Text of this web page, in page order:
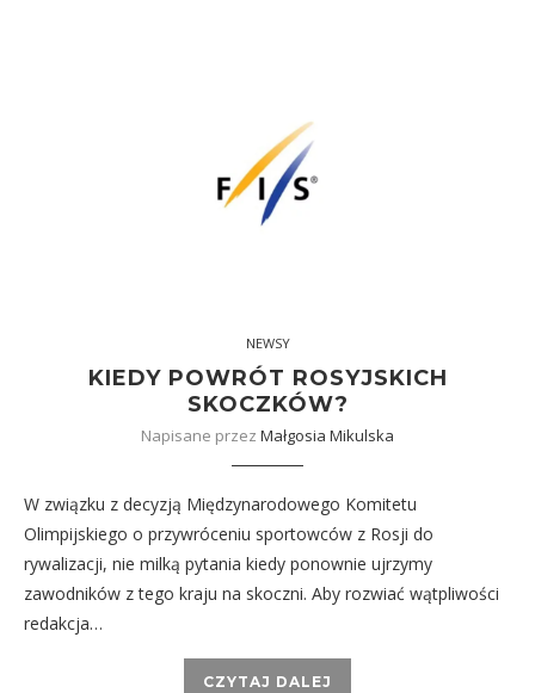
NEWSY
KIEDY POWRÓT ROSYJSKICH
SKOCZKÓW?
Napisane przez Małgosia Mikulska
W związku z decyzją Międzynarodowego Komitetu
Olimpijskiego o przywróceniu sportowców z Rosji do
rywalizacji, nie milką pytania kiedy ponownie ujrzymy
zawodników z tego kraju na skoczni. Aby rozwiać wątpliwości
redakcja…
CZYTAJ DALEJ